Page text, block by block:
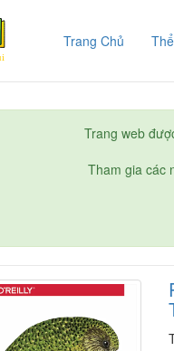
Trang Chủ (current)
Trang web
Tham gia các